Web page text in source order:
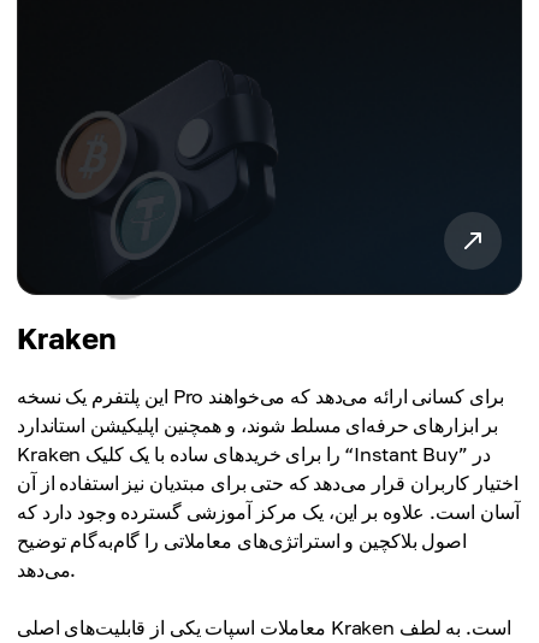
Kraken
این پلتفرم یک نسخه Pro برای کسانی ارائه می‌دهد که می‌خواهند
بر ابزارهای حرفه‌ای مسلط شوند، و همچنین اپلیکیشن استاندارد
Kraken را برای خریدهای ساده با یک کلیک “Instant Buy” در
اختیار کاربران قرار می‌دهد که حتی برای مبتدیان نیز استفاده از آن
آسان است. علاوه بر این، یک مرکز آموزشی گسترده وجود دارد که
اصول بلاکچین و استراتژی‌های معاملاتی را گام‌به‌گام توضیح
می‌دهد.
معاملات اسپات یکی از قابلیت‌های اصلی Kraken است. به لطف